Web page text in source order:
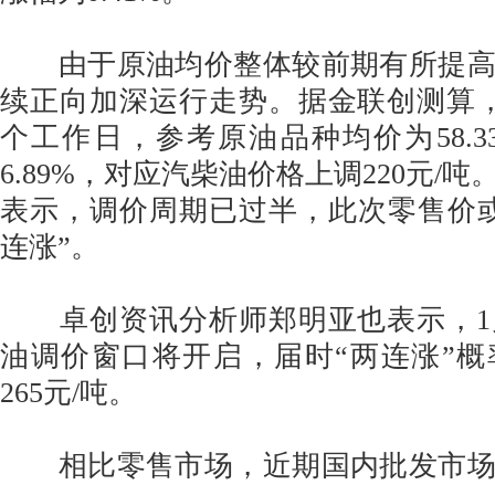
由于原油均价整体较前期有所提高
续正向加深运行走势。据金联创测算
个工作日，参考原油品种均价为
6.89%，对应汽柴油价格上调220元/吨
表示，调价周期已过半，此次零售价
连涨”。
卓创资讯分析师郑明亚也表示，1
油调价窗口将开启，届时“两连涨”
265元/吨。
相比零售市场，近期国内批发市场